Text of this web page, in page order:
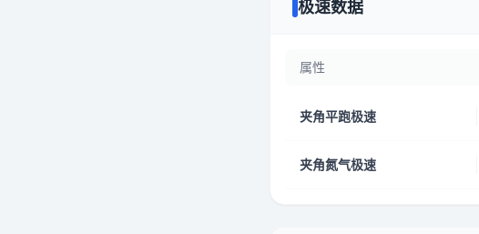
极速数据
属性
夹角平跑极速
夹角氮气极速